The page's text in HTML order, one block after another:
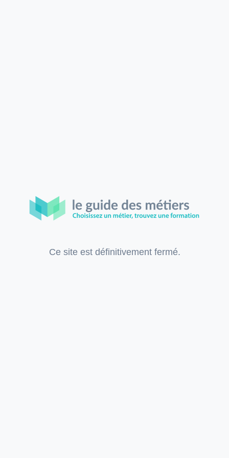
Ce site est définitivement fermé.